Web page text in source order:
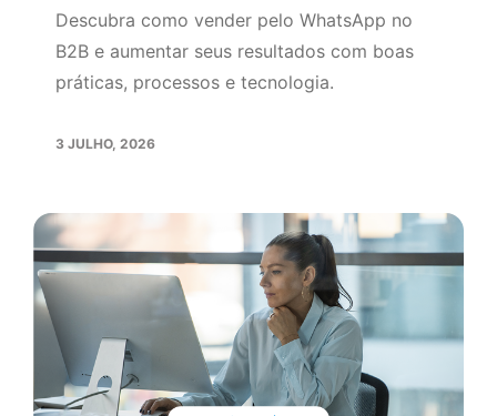
Descubra como vender pelo WhatsApp no
B2B e aumentar seus resultados com boas
práticas, processos e tecnologia.
3 JULHO, 2026